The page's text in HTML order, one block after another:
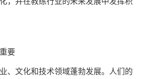
要
、文化和技术领域蓬勃发展。人们的